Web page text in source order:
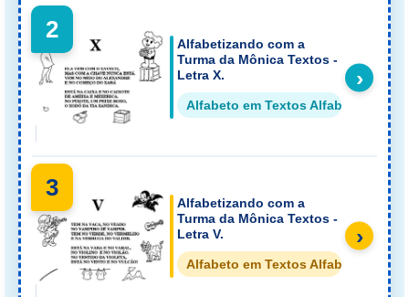
2
Alfabetizando com a
Turma da Mônica Textos -
Letra X.
Alfabeto em Textos Alfabetos
›
3
Alfabetizando com a
Turma da Mônica Textos -
Letra V.
Alfabeto em Textos Alfabetos
›